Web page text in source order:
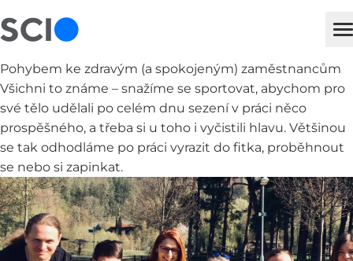
Pohybem ke zdravým (a spokojeným) zaměstnancům
Všichni to známe – snažíme se sportovat, abychom pro
své tělo udělali po celém dnu sezení v práci něco
prospěšného, a třeba si u toho i vyčistili hlavu. Většinou
se tak odhodláme po práci vyrazit do fitka, proběhnout
se nebo si zapinkat.